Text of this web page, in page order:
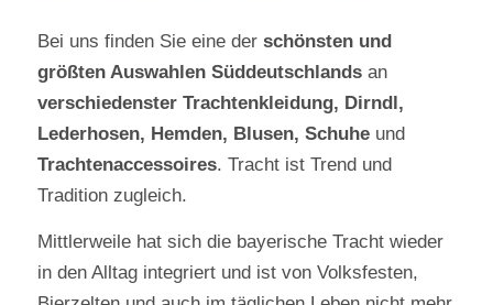
Bei uns finden Sie eine der schönsten und
größten Auswahlen Süddeutschlandsan
verschiedenster Trachtenkleidung, Dirndl,
Lederhosen, Hemden, Blusen, Schuhe und
Trachtenaccessoires. Tracht ist Trend und
Tradition zugleich.
Mittlerweile hat sich die bayerische Tracht wieder
in den Alltag integriert und ist von Volksfesten,